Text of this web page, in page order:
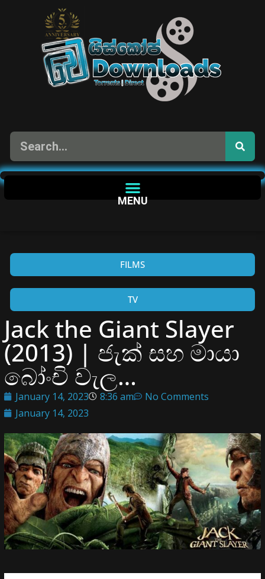
MENU
FILMS
TV
Jack the Giant Slayer
(2013) | ජැක් සහ මායා
බෝංචි වැල…
January 14, 2023 8:36 am
No Comments
January 14, 2023